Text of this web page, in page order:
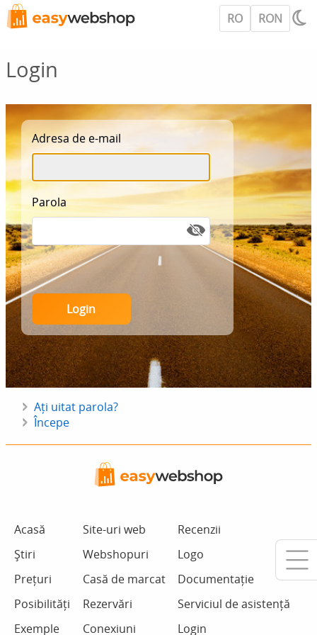
RO RON
Login
Adresa de e-mail
Parola
Ați uitat parola?
Începe
Acasă
Știri
Prețuri
Posibilități
Exemple
Site-uri web
Webshopuri
Casă de marcat
Rezervări
Conexiuni
Recenzii
Logo
Documentație
Serviciul de asistență
Login